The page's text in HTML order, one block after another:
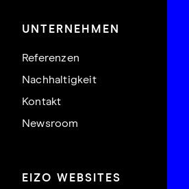
UNTERNEHMEN
Referenzen
Nachhaltigkeit
Kontakt
Newsroom
EIZO WEBSITES